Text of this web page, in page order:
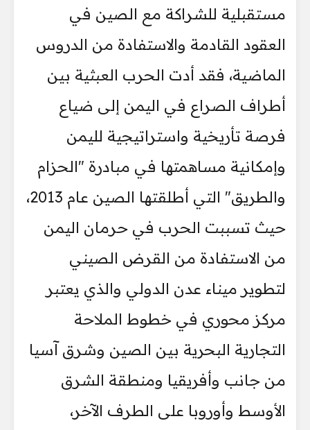
مستقبلية للشراكة مع الصين في
العقود القادمة والاستفادة من الدروس
الماضية، فقد أدت الحرب العبثية بين
أطراف الصراع في اليمن إلى ضياع
فرصة تأريخية واستراتيجية لليمن
وإمكانية مساهمتها في مبادرة "الحزام
والطريق" التي أطلقتها الصين عام 2013،
حيث تسببت الحرب في حرمان اليمن
من الاستفادة من القرض الصيني
لتطوير ميناء عدن الدولي والذي يعتبر
مركز محوري في خطوط الملاحة
التجارية البحرية بين الصين وشرق آسيا
من جانب وأفريقيا ومنطقة الشرق
الأوسط وأوروبا على الطرف الآخر،